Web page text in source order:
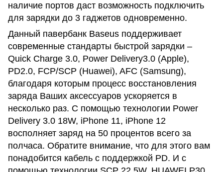
наличие портов даст возможность подключить
для зарядки до 3 гаджетов одновременно.
Данный павербанк Baseus поддерживает
современные стандарты быстрой зарядки –
Quick Charge 3.0, Power Delivery3.0 (Apple),
PD2.0, FCP/SCP (Huawei), AFC (Samsung),
благодаря которым процесс восстановления
заряда Ваших аксессуаров ускоряется в
несколько раз. C помощью технологии Power
Delivery 3.0 18W, iPhone 11, iPhone 12
восполняет заряд на 50 процентов всего за
полчаса. Обратите внимание, что для этого вам
понадобится кабель с поддержкой PD. И с